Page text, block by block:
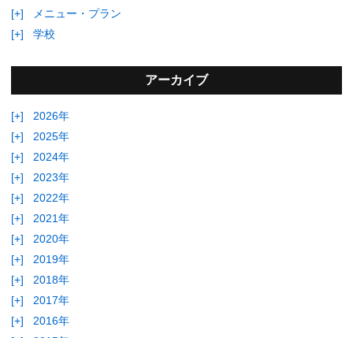
[+]
メニュー・プラン
[+]
学校
アーカイブ
[+]
2026年
[+]
2025年
[+]
2024年
[+]
2023年
[+]
2022年
[+]
2021年
[+]
2020年
[+]
2019年
[+]
2018年
[+]
2017年
[+]
2016年